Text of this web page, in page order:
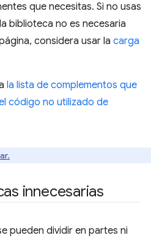
que necesitas. Si no usas
biblioteca no es necesaria
considera usar la carga
la lista de complementos que
código no utilizado de
innecesarias
pueden dividir en partes ni